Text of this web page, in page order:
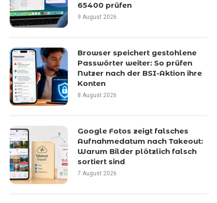
65400 prüfen
9 August 2026
Browser speichert gestohlene
Passwörter weiter: So prüfen
Nutzer nach der BSI-Aktion ihre
Konten
8 August 2026
Google Fotos zeigt falsches
Aufnahmedatum nach Takeout:
Warum Bilder plötzlich falsch
sortiert sind
7 August 2026